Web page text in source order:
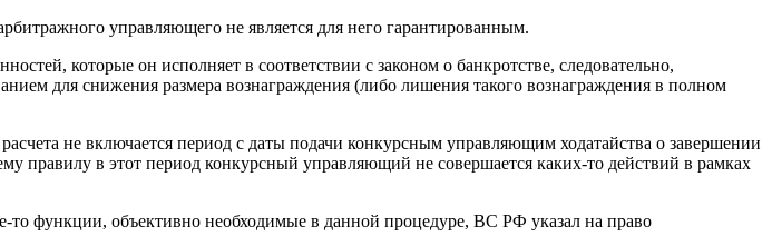
управляющего не является для него гарантированным.
которые он исполняет в соответствии с законом о банкротстве, следовательно,
для снижения размера вознаграждения (либо лишения такого вознаграждения в полном
не включается период с даты подачи конкурсным управляющим ходатайства о завершении
правилу в этот период конкурсный управляющий не совершается каких-то действий в рамках
функции, объективно необходимые в данной процедуре, ВС РФ указал на право